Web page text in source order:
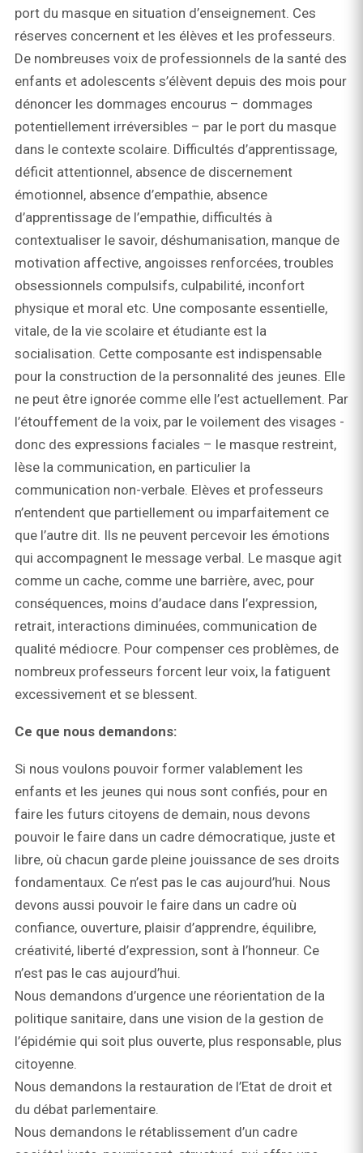
port du masque en situation d’enseignement. Ces
réserves concernent et les élèves et les professeurs.
De nombreuses voix de professionnels de la santé des
enfants et adolescents s’élèvent depuis des mois pour
dénoncer les dommages encourus – dommages
potentiellement irréversibles – par le port du masque
dans le contexte scolaire. Difficultés d’apprentissage,
déficit attentionnel, absence de discernement
émotionnel, absence d’empathie, absence
d’apprentissage de l’empathie, difficultés à
contextualiser le savoir, déshumanisation, manque de
motivation affective, angoisses renforcées, troubles
obsessionnels compulsifs, culpabilité, inconfort
physique et moral etc. Une composante essentielle,
vitale, de la vie scolaire et étudiante est la
socialisation. Cette composante est indispensable
pour la construction de la personnalité des jeunes. Elle
ne peut être ignorée comme elle l’est actuellement. Par
l’étouffement de la voix, par le voilement des visages -
donc des expressions faciales – le masque restreint,
lèse la communication, en particulier la
communication non-verbale. Elèves et professeurs
n’entendent que partiellement ou imparfaitement ce
que l’autre dit. Ils ne peuvent percevoir les émotions
qui accompagnent le message verbal. Le masque agit
comme un cache, comme une barrière, avec, pour
conséquences, moins d’audace dans l’expression,
retrait, interactions diminuées, communication de
qualité médiocre. Pour compenser ces problèmes, de
nombreux professeurs forcent leur voix, la fatiguent
excessivement et se blessent.
Ce que nous demandons:
Si nous voulons pouvoir former valablement les
enfants et les jeunes qui nous sont confiés, pour en
faire les futurs citoyens de demain, nous devons
pouvoir le faire dans un cadre démocratique, juste et
libre, où chacun garde pleine jouissance de ses droits
fondamentaux. Ce n’est pas le cas aujourd’hui. Nous
devons aussi pouvoir le faire dans un cadre où
confiance, ouverture, plaisir d’apprendre, équilibre,
créativité, liberté d’expression, sont à l’honneur. Ce
n’est pas le cas aujourd’hui.
Nous demandons d’urgence une réorientation de la
politique sanitaire, dans une vision de la gestion de
l’épidémie qui soit plus ouverte, plus responsable, plus
citoyenne.
Nous demandons la restauration de l’Etat de droit et
du débat parlementaire.
Nous demandons le rétablissement d’un cadre